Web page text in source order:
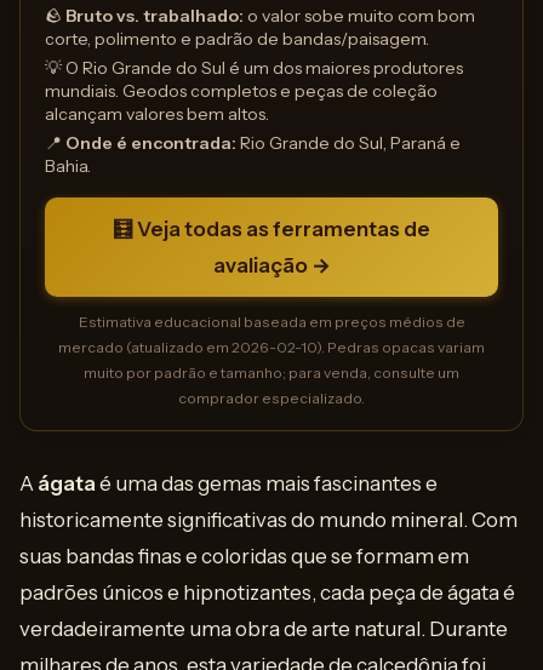
🪨 Bruto vs. trabalhado: o valor sobe muito com bom
corte, polimento e padrão de bandas/paisagem.
💡 O Rio Grande do Sul é um dos maiores produtores
mundiais. Geodos completos e peças de coleção
alcançam valores bem altos.
📍 Onde é encontrada: Rio Grande do Sul, Paraná e
Bahia.
🧮 Veja todas as ferramentas de
avaliação →
Estimativa educacional baseada em preços médios de
mercado (atualizado em 2026-02-10). Pedras opacas variam
muito por padrão e tamanho; para venda, consulte um
comprador especializado.
A ágata é uma das gemas mais fascinantes e
historicamente significativas do mundo mineral. Com
suas bandas finas e coloridas que se formam em
padrões únicos e hipnotizantes, cada peça de ágata é
verdadeiramente uma obra de arte natural. Durante
milhares de anos, esta variedade de calcedônia foi